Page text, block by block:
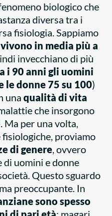
biologico che
diversa tra i
fisiologia. Sappiamo
vivono in media più a
invecchiano di più
i 90 anni gli uomini
le donne 75 su 100)
unaqualità di vita
che insorgono
Ma per una volta,
proviamo
di genere, ovvero
di uomini e donne
Questo sguardo
preoccupante. In
sono spesso